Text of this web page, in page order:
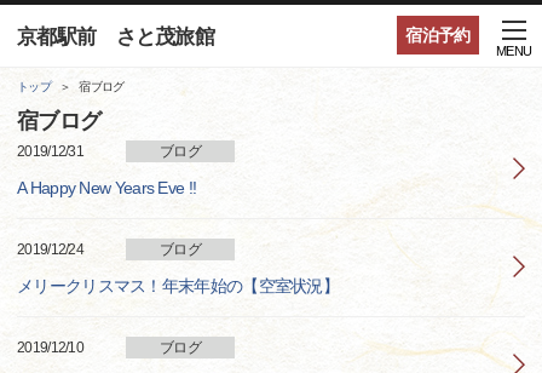
宿泊予約
京都駅前 さと茂旅館
MENU
トップ 宿ブログ
宿ブログ
2019/12/31 ブログ
A Happy New Years Eve !!
2019/12/24 ブログ
メリークリスマス！年末年始の【空室状況】
2019/12/10 ブログ